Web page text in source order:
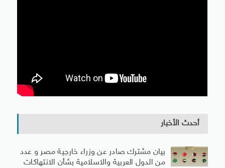
أحدث الأخبار
بيان مشترك صادر عن وزراء خارجية مصر و عدد
من الدول العربية والاسلامية بشأن الانتهاكات